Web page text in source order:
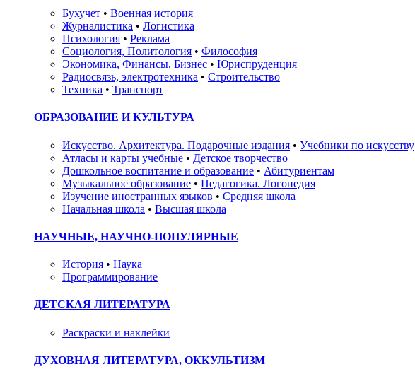
Бухучет • Военная история
Журналистика • Логистика
Психология • Реклама
Социология, Политология • Философия
Экономика, Финансы, Бизнес • Юриспруденция
Радиосвязь, электротехника • Строительство
Техника • Транспорт
ОБРАЗОВАНИЕ И КУЛЬТУРА
Искусство. Архитектура. Подарочные издания • Учебники по искусству
Атласы и карты учебные • Детское творчество
Дошкольное воспитание и образование • Абитуриентам
Музыкальное образование • Педагогика. Логопедия
Изучение иностранных языков • Средняя школа
Начальная школа • Высшая школа
НАУЧНЫЕ, НАУЧНО-ПОПУЛЯРНЫЕ
История • Наука
Программирование
ДЕТСКАЯ ЛИТЕРАТУРА
Раскраски и наклейки
ДУХОВНАЯ ЛИТЕРАТУРА, ОККУЛЬТИЗМ